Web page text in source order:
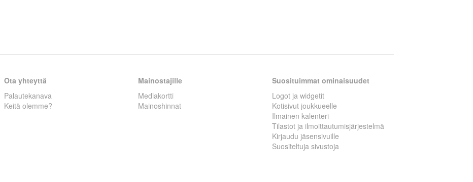
Ota yhteyttä
Palautekanava
Keitä olemme?
Mainostajille
Mediakortti
Mainoshinnat
Suosituimmat ominaisuudet
Logot ja widgetit
Kotisivut joukkueelle
Ilmainen kalenteri
Tilastot ja ilmoittautumisjärjestelmä
Kirjaudu jäsensivuille
Suositeltuja sivustoja